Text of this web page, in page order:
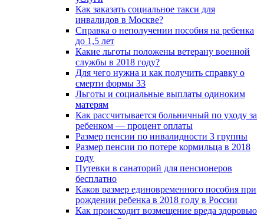
Как заказать социальное такси для
инвалидов в Москве?
Справка о неполучении пособия на ребенка
до 1,5 лет
Какие льготы положены ветерану военной
службы в 2018 году?
Для чего нужна и как получить справку о
смерти формы 33
Льготы и социальные выплаты одиноким
матерям
Как рассчитывается больничный по уходу за
ребенком — процент оплаты
Размер пенсии по инвалидности 3 группы
Размер пенсии по потере кормильца в 2018
году
Путевки в санаторий для пенсионеров
бесплатно
Каков размер единовременного пособия при
рождении ребенка в 2018 году в России
Как происходит возмещение вреда здоровью